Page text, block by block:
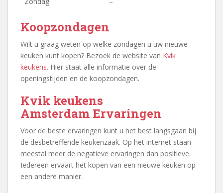
Koopzondagen
Wilt u graag weten op welke zondagen u uw nieuwe
keuken kunt kopen? Bezoek de website van Kvik
keukens. Hier staat alle informatie over de
openingstijden en de koopzondagen.
Kvik keukens
Amsterdam Ervaringen
Voor de beste ervaringen kunt u het best langsgaan bij
de desbetreffende keukenzaak. Op het internet staan
meestal meer de negatieve ervaringen dan positieve.
Iedereen ervaart het kopen van een nieuwe keuken op
een andere manier.